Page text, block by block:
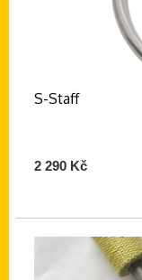
S-Staff
2 290 Kč